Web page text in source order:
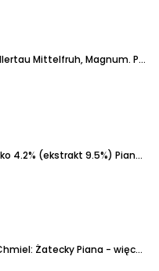
Mittelfruh, Magnum. Piana - sporo, raczej puchatej.
4.2% (ekstrakt 9.5%) Piana - więcej na początku potem pełna grubsza warstewka.
ŻateckyPiana - więcej na początku potem prawie pełna warstewka.